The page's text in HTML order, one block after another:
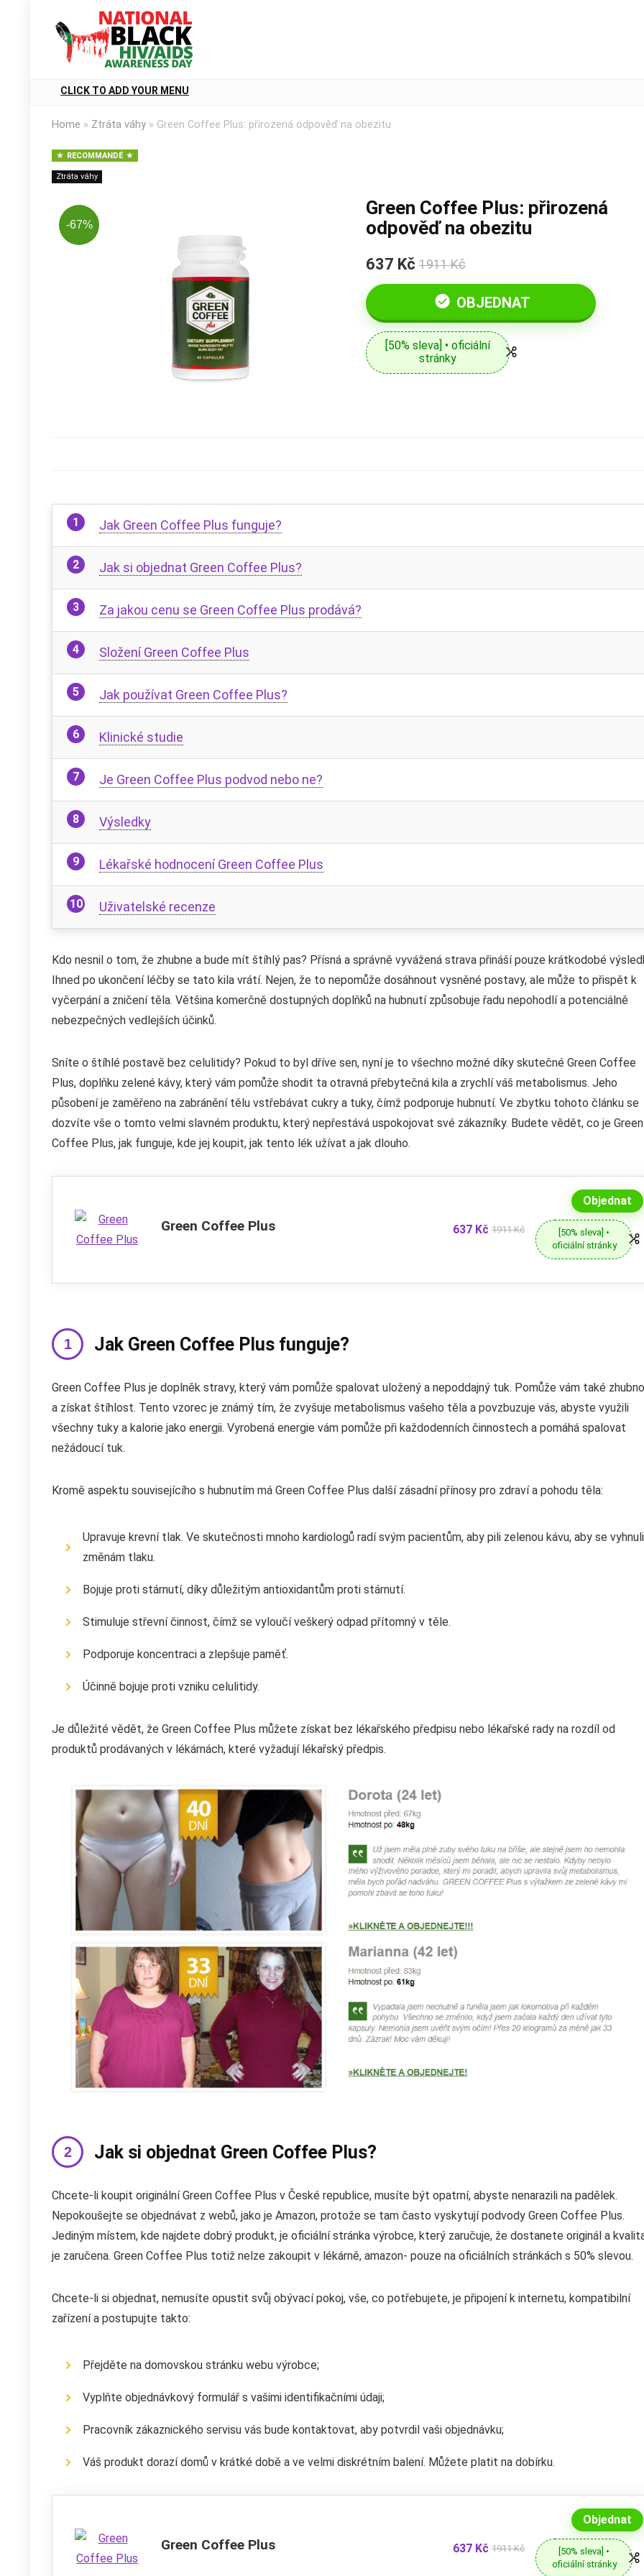
CLICK TO ADD YOUR MENU
Home » Ztráta váhy » Green Coffee Plus: přirozená odpověď na obezitu
RECOMMANDÉ
Ztráta váhy
-67%
Green Coffee Plus: přirozená
odpověď na obezitu
637 Kč 1911 Kč
OBJEDNAT
[50% sleva] • oficiální
stránky
Jak Green Coffee Plus funguje?
Jak si objednat Green Coffee Plus?
Za jakou cenu se Green Coffee Plus prodává?
Složení Green Coffee Plus
Jak používat Green Coffee Plus?
Klinické studie
Je Green Coffee Plus podvod nebo ne?
Výsledky
Lékařské hodnocení Green Coffee Plus
Uživatelské recenze
Kdo nesnil o tom, že zhubne a bude mít štíhlý pas? Přísná a správně vyvážená strava přináší pouze krátkodobé
Ihned po ukončení léčby se tato kila vrátí. Nejen, že to nepomůže dosáhnout vysněné postavy, ale může to přispět k
vyčerpání a zničení těla. Většina komerčně dostupných doplňků na hubnutí způsobuje řadu nepohodlí a potenciálně
nebezpečných vedlejších účinků.
Sníte o štíhlé postavě bez celulitidy? Pokud to byl dříve sen, nyní je to všechno možné díky skutečné Green Coffee
Plus, doplňku zelené kávy, který vám pomůže shodit ta otravná přebytečná kila a zrychlí váš metabolismus. Jeho
působení je zaměřeno na zabránění tělu vstřebávat cukry a tuky, čímž podporuje hubnutí. Ve zbytku tohoto článku se
dozvíte vše o tomto velmi slavném produktu, který nepřestává uspokojovat své zákazníky. Budete vědět, co je Green
Coffee Plus, jak funguje, kde jej koupit, jak tento lék užívat a jak dlouho.
Green Coffee Plus 637 Kč 1911 Kč
Objednat
[50% sleva] •
oficiální stránky
Jak Green Coffee Plus funguje?
Green Coffee Plus je doplněk stravy, který vám pomůže spalovat uložený a nepoddajný tuk. Pomůže vám také
a získat štíhlost. Tento vzorec je známý tím, že zvyšuje metabolismus vašeho těla a povzbuzuje vás, abyste využili
všechny tuky a kalorie jako energii. Vyrobená energie vám pomůže při každodenních činnostech a pomáhá spalovat
nežádoucí tuk.
Kromě aspektu souvisejícího s hubnutím má Green Coffee Plus další zásadní přínosy pro zdraví a pohodu těla:
Upravuje krevní tlak. Ve skutečnosti mnoho kardiologů radí svým pacientům, aby pili zelenou kávu, aby se vyhnuli
změnám tlaku.
Bojuje proti stárnutí, díky důležitým antioxidantům proti stárnutí.
Stimuluje střevní činnost, čímž se vyloučí veškerý odpad přítomný v těle.
Podporuje koncentraci a zlepšuje paměť.
Účinně bojuje proti vzniku celulitidy.
Je důležité vědět, že Green Coffee Plus můžete získat bez lékařského předpisu nebo lékařské rady na rozdíl od
produktů prodávaných v lékárnách, které vyžadují lékařský předpis.
Jak si objednat Green Coffee Plus?
Chcete-li koupit originální Green Coffee Plus v České republice, musíte být opatrní, abyste nenarazili na padělek.
Nepokoušejte se objednávat z webů, jako je Amazon, protože se tam často vyskytují podvody Green Coffee Plus.
Jediným místem, kde najdete dobrý produkt, je oficiální stránka výrobce, který zaručuje, že dostanete originál a
je zaručena. Green Coffee Plus totiž nelze zakoupit v lékárně, amazon- pouze na oficiálních stránkách s 50% slevou.
Chcete-li si objednat, nemusíte opustit svůj obývací pokoj, vše, co potřebujete, je připojení k internetu, kompatibilní
zařízení a postupujte takto:
Přejděte na domovskou stránku webu výrobce;
Vyplňte objednávkový formulář s vašimi identifikačními údaji;
Pracovník zákaznického servisu vás bude kontaktovat, aby potvrdil vaši objednávku;
Váš produkt dorazí domů v krátké době a ve velmi diskrétním balení. Můžete platit na dobírku.
Green Coffee Plus 637 Kč 1911 Kč
Objednat
[50% sleva] •
oficiální stránky